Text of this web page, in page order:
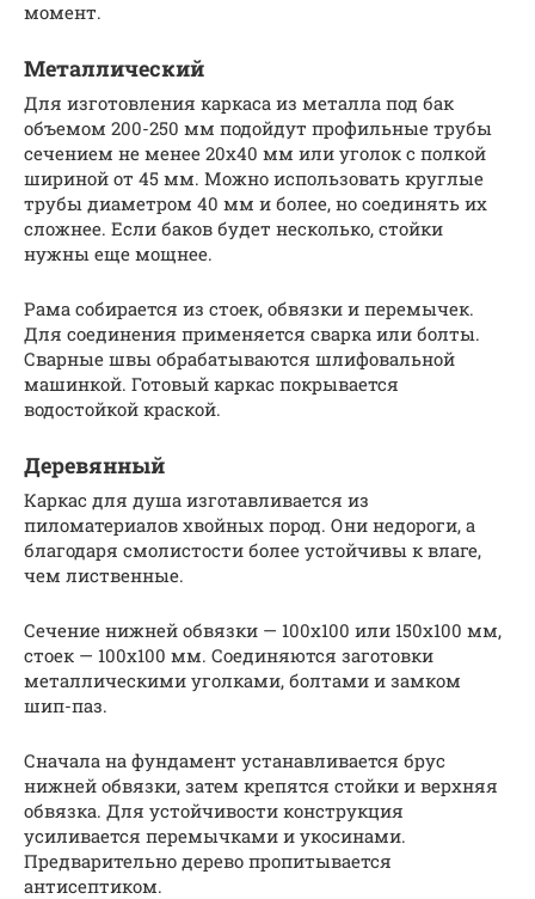
момент.
Металлический
Для изготовления каркаса из металла под бак
объемом 200-250 мм подойдут профильные трубы
сечением не менее 20х40 мм или уголок с полкой
шириной от 45 мм. Можно использовать круглые
трубы диаметром 40 мм и более, но соединять их
сложнее. Если баков будет несколько, стойки
нужны еще мощнее.
Рама собирается из стоек, обвязки и перемычек.
Для соединения применяется сварка или болты.
Сварные швы обрабатываются шлифовальной
машинкой. Готовый каркас покрывается
водостойкой краской.
Деревянный
Каркас для душа изготавливается из
пиломатериалов хвойных пород. Они недороги, а
благодаря смолистости более устойчивы к влаге,
чем лиственные.
Сечение нижней обвязки — 100х100 или 150х100 мм,
стоек — 100х100 мм. Соединяются заготовки
металлическими уголками, болтами и замком
шип-паз.
Сначала на фундамент устанавливается брус
нижней обвязки, затем крепятся стойки и верхняя
обвязка. Для устойчивости конструкция
усиливается перемычками и укосинами.
Предварительно дерево пропитывается
антисептиком.